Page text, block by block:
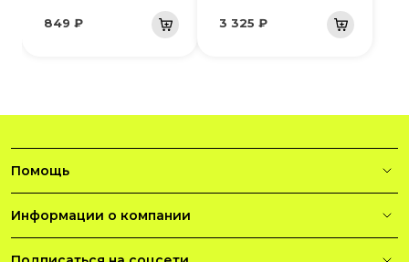
849 ₽ 3 325 ₽
Помощь
Информации о компании